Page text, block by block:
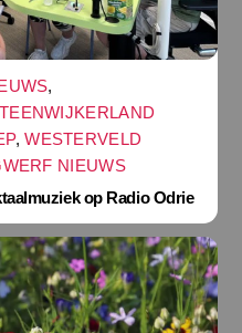
,
,WESTERVELD
NIEUWS
op Radio Odrie